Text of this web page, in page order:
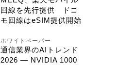
回線を先行提供 ドコ
モ回線はeSIM提供開始
ホワイトペーパー
通信業界のAIトレンド
2026 ― NVIDIA 1000